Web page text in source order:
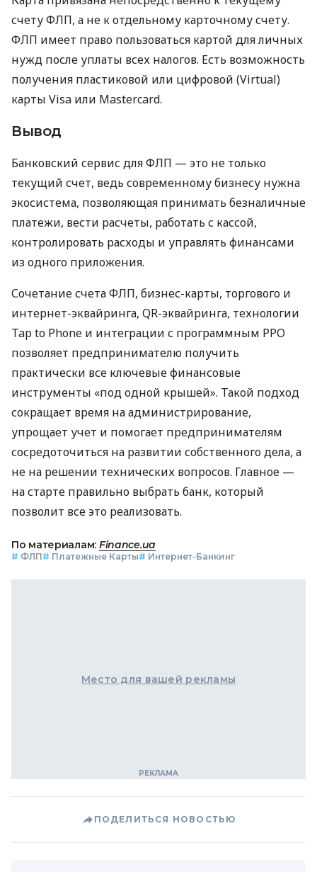
счету ФЛП, а не к отдельному карточному счету.
ФЛП имеет право пользоваться картой для личных
нужд после уплаты всех налогов. Есть возможность
получения пластиковой или цифровой (Virtual)
карты Visa или Mastercard.
Вывод
Банковский сервис для ФЛП — это не только
текущий счет, ведь современному бизнесу нужна
экосистема, позволяющая принимать безналичные
платежи, вести расчеты, работать с кассой,
контролировать расходы и управлять финансами
из одного приложения.
Сочетание счета ФЛП, бизнес-карты, торгового и
интернет-эквайринга, QR-эквайринга, технологии
Tap to Phone и интеграции с программным РРО
позволяет предпринимателю получить
практически все ключевые финансовые
инструменты «под одной крышей». Такой подход
сокращает время на администрирование,
упрощает учет и помогает предпринимателям
сосредоточиться на развитии собственного дела, а
не на решении технических вопросов. Главное —
на старте правильно выбрать банк, который
позволит все это реализовать.
По материалам: Finance.ua
# ФЛП# Платежные Карты# Интернет-Банкинг
Место для вашей рекламы
ПОДЕЛИТЬСЯ НОВОСТЬЮ